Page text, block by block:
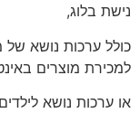
נישת בלוג,
למכירת מוצרים